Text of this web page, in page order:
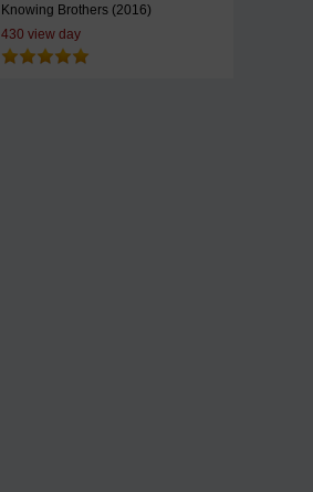
Knowing Brothers (2016)
430 view day